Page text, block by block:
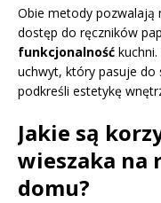
Obie metody pozwalają
dostęp do ręczników
funkcjonalność
uchwyt, który pasuje
podkreśli estetykę
Jakie są
wieszaka na
domu?